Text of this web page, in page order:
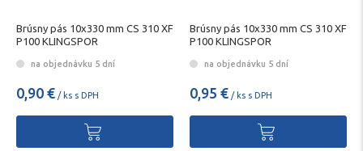
Brúsny pás 10x330 mm CS 310 XF
P100 KLINGSPOR
na objednávku 5 dní
0,90 € / ks s DPH
Brúsny pás 10x330 mm CS 310 XF
P100 KLINGSPOR
na objednávku 5 dní
0,95 € / ks s DPH